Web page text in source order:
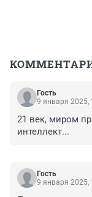
Гость
9 января 2025,
21 век, миром
интеллект...
Гость
9 января 2025,